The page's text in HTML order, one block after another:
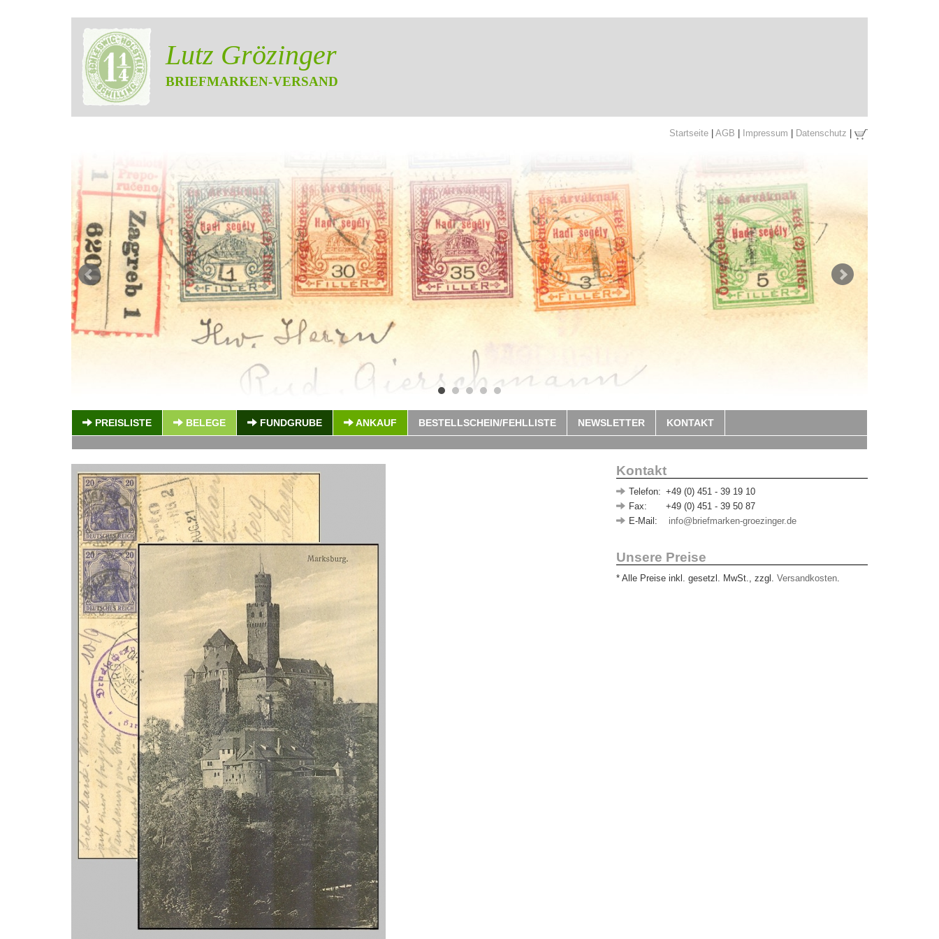
Lutz Grözinger
BRIEFMARKEN-VERSAND
Startseite AGB Impressum Datenschutz
PREISLISTE BELEGE FUNDGRUBE ANKAUF BESTELLSCHEIN/FEHLLISTE NEWSLETTER KONTAKT
Kontakt
Telefon: +49 (0) 451 - 39 19 10
Fax:
+49 (0) 451 - 39 50 87
E-Mail:
info@briefmarken-groezinger.de
Unsere Preise
* Alle Preise inkl. gesetzl. MwSt., zzgl. Versandkosten.